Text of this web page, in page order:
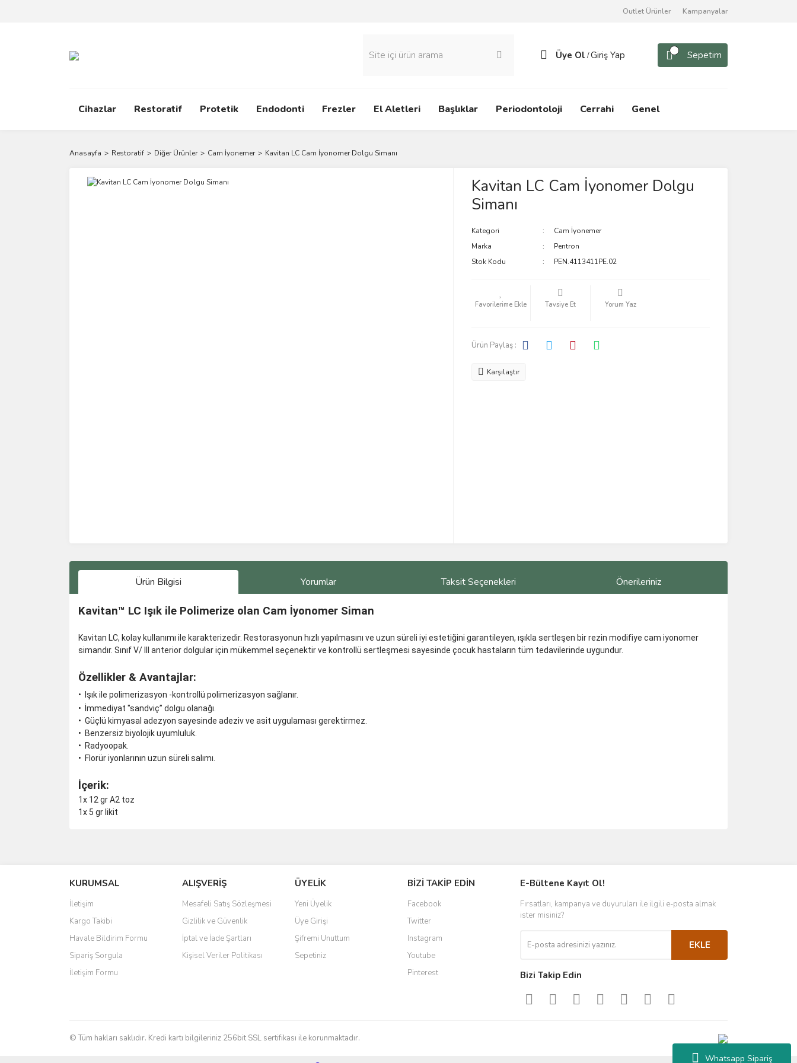
Whatsapp Sipariş
Outlet Ürünler Kampanyalar
Üye Ol /Giriş Yap Sepetim
Cihazlar Restoratif Protetik Endodonti Frezler El Aletleri Başlıklar Periodontoloji Cerrahi Genel
Anasayfa Restoratif Diğer Ürünler Cam İyonemer Kavitan LC Cam İyonomer Dolgu Simanı
Kavitan LC Cam İyonomer Dolgu
Simanı
Kategori
Cam İyonemer
Marka
Pentron
Stok Kodu
PEN.4113411PE.02
Tavsiye Et Yorum Yaz
Ürün Paylaş :
Karşılaştır
Ürün Bilgisi Yorumlar Taksit Seçenekleri Önerileriniz
Kavitan™ LC Işık ile Polimerize olan Cam İyonomer Siman
Kavitan LC, kolay kullanımı ile karakterizedir. Restorasyonun hızlı yapılmasını ve uzun süreli iyi estetiğini garantileyen, ışıkla sertleşen bir rezin modifiye cam iyonomer
simandır. Sınıf V/ III anterior dolgular için mükemmel seçenektir ve kontrollü sertleşmesi sayesinde çocuk hastaların tüm tedavilerinde uygundur.
Özellikler & Avantajlar:
• Işık ile polimerizasyon -kontrollü polimerizasyon sağlanır.
• İmmediyat "sandviç” dolgu olanağı.
• Güçlü kimyasal adezyon sayesinde adeziv ve asit uygulaması gerektirmez.
• Benzersiz biyolojik uyumluluk.
• Radyoopak.
• Florür iyonlarının uzun süreli salımı.
İçerik:
1x 12 gr A2 toz
1x 5 gr likit
Ürün resmi kalitesiz, bozuk veya görüntülenemiyor.
Ürün açıklamasında eksik bilgiler bulunuyor.
Ürün bilgilerinde hatalar bulunuyor.
Ürün fiyatı diğer sitelerden daha pahalı.
Bu ürüne benzer farklı alternatifler olmalı.
KURUMSAL
İletişim
Kargo Takibi
Havale Bildirim Formu
Sipariş Sorgula
İletişim Formu
ALIŞVERİŞ
Mesafeli Satış Sözleşmesi
Gizlilik ve Güvenlik
İptal ve İade Şartları
Kişisel Veriler Politikası
ÜYELİK
Yeni Üyelik
Üye Girişi
Şifremi Unuttum
Sepetiniz
BİZİ TAKİP EDİN
Facebook
Twitter
Instagram
Youtube
Pinterest
E-Bültene Kayıt Ol!
Fırsatları, kampanya ve duyuruları ile ilgili e-posta almak
ister misiniz?
EKLE
Bizi Takip Edin
© Tüm hakları saklıdır. Kredi kartı bilgileriniz 256bit SSL sertifikası ile korunmaktadır.